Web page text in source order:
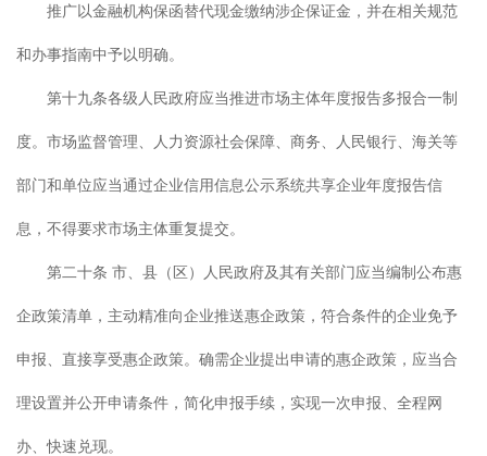
推广以金融机构保函替代现金缴纳涉企保证金，并在相关规范
和办事指南中予以明确。
第十九条各级人民政府应当推进市场主体年度报告多报合一制
度。市场监督管理、人力资源社会保障、商务、人民银行、海关等
部门和单位应当通过企业信用信息公示系统共享企业年度报告信
息，不得要求市场主体重复提交。
第二十条 市、县（区）人民政府及其有关部门应当编制公布惠
企政策清单，主动精准向企业推送惠企政策，符合条件的企业免予
申报、直接享受惠企政策。确需企业提出申请的惠企政策，应当合
理设置并公开申请条件，简化申报手续，实现一次申报、全程网
办、快速兑现。